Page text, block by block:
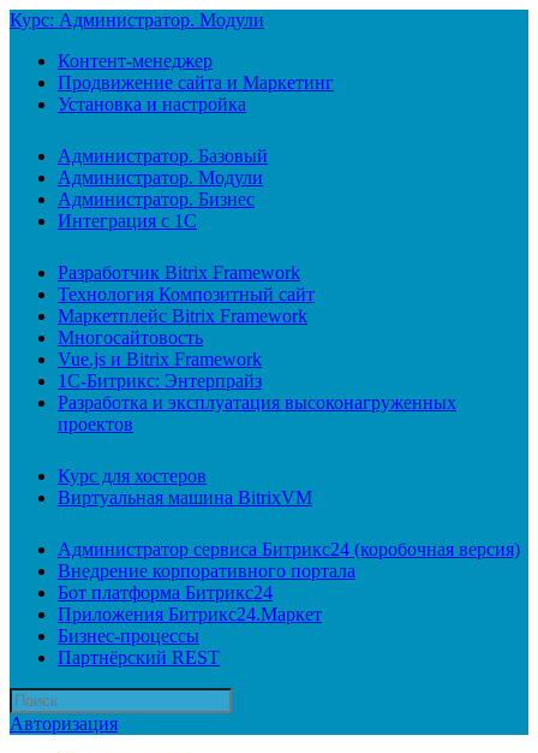
Курс: Администратор. Модули
Контент-менеджер
Продвижение сайта и Маркетинг
Установка и настройка
Администратор. Базовый
Администратор. Модули
Администратор. Бизнес
Интеграция с 1С
Разработчик Bitrix Framework
Технология Композитный сайт
Маркетплейс Bitrix Framework
Многосайтовость
Vue.js и Bitrix Framework
1С-Битрикс: Энтерпрайз
Разработка и эксплуатация высоконагруженных
проектов
Курс для хостеров
Виртуальная машина BitrixVM
Администратор сервиса Битрикс24 (коробочная версия)
Внедрение корпоративного портала
Бот платформа Битрикс24
Приложения Битрикс24.Маркет
Бизнес-процессы
Партнёрский REST
Авторизация